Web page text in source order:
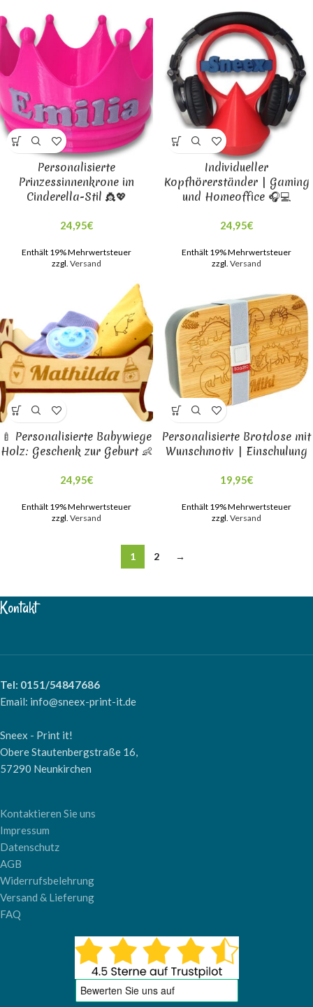
Personalisierte
Prinzessinnenkrone im
Cinderella-Stil 👸💖
24,95€
Enthält 19% Mehrwertsteuer
zzgl. Versand
Individueller
Kopfhörerständer | Gaming
und Homeoffice 🎧💻
24,95€
Enthält 19% Mehrwertsteuer
zzgl. Versand
🍼 Personalisierte Babywiege
Holz: Geschenk zur Geburt 👶
24,95€
Enthält 19% Mehrwertsteuer
zzgl. Versand
Personalisierte Brotdose mit
Wunschmotiv | Einschulung
19,95€
Enthält 19% Mehrwertsteuer
zzgl. Versand
1 2 →
Kontakt
Tel: 0151/54847686
Email: info@sneex-print-it.de
Sneex - Print it!
Obere Stautenbergstraße 16,
57290 Neunkirchen
Kontaktieren Sie uns
Impressum
Datenschutz
AGB
Widerrufsbelehrung
Versand & Lieferung
FAQ